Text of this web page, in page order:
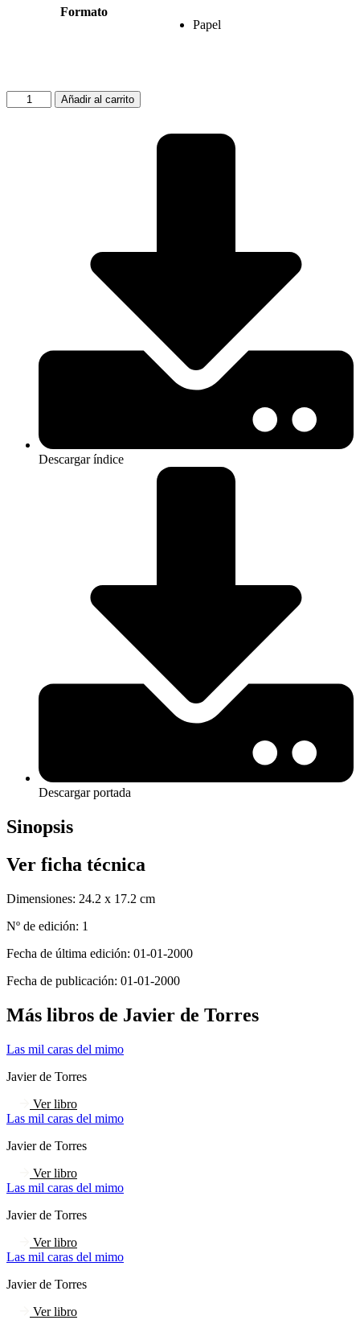
Formato
Papel
mil
Añadir al carrito
Descargar índice
Descargar portada
Sinopsis
Ver ficha técnica
Dimensiones: 24.2 x 17.2 cm
Nº de edición: 1
Fecha de última edición: 01-01-2000
Fecha de publicación: 01-01-2000
Más libros de Javier de Torres
Las mil caras del mimo
Javier de Torres
Ver libro
Las mil caras del mimo
Javier de Torres
Ver libro
Las mil caras del mimo
Javier de Torres
Ver libro
Las mil caras del mimo
Javier de Torres
Ver libro